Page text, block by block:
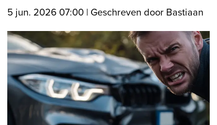
5 jun. 2026 07:00 | Geschreven door Bastiaan